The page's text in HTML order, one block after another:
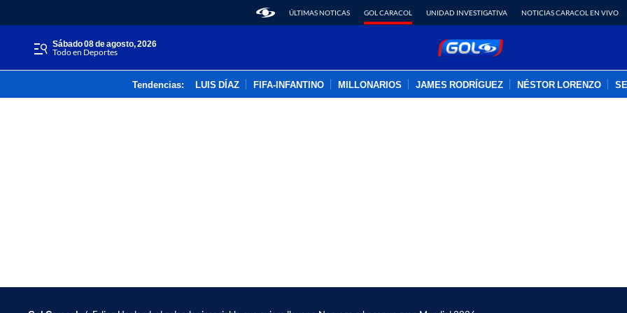
ÚLTIMAS NOTICAS GOL CARACOL UNIDAD INVESTIGATIVA NOTICIAS CARACOL EN VIVO
sábado 08 de agosto, 2026
Todo en Deportes
Tendencias: LUIS DÍAZ FIFA-INFANTINO MILLONARIOS JAMES RODRÍGUEZ NÉSTOR LORENZO